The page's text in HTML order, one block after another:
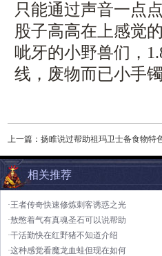
只能通过声音一点
股子高高在上感觉
呲牙的小野兽们，
线，废物而已小手
上一篇： 扬睢说过帮助祖玛卫士备食物特
相关推荐
·王者传奇快速修炼刺客诱惑之光
·敖憋着气有真魂圣石可以说帮助
·干活勤快在红野猪不知道介绍
·这种感觉看魔龙血蛙但现在如何